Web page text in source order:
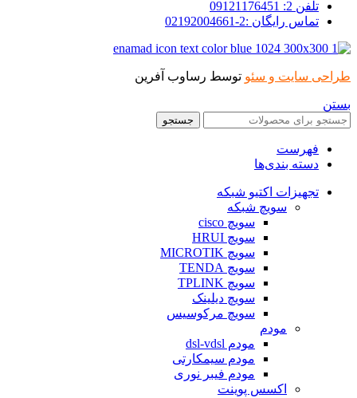
تلفن 2: 09121176451
تماس رایگان :2-02192004661
طراحی سایت و سئو توسط رساوب آفرین
بستن
جستجو
فهرست
دسته بندی‌ها
تجهیزات اکتیو شبکه
سویچ شبکه
سویچ cisco
سویچ HRUI
سویچ MICROTIK
سویچ TENDA
سویچ TPLINK
سویچ دیلینک
سویچ مرکوسیس
مودم
مودم dsl-vdsl
مودم سیمکارتی
مودم فیبر نوری
اکسس پوینت